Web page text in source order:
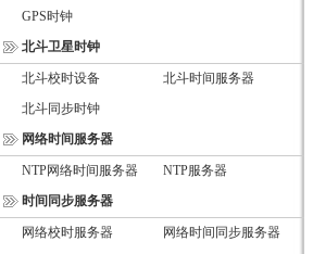
GPS时钟
北斗卫星时钟
北斗校时设备
北斗时间服务器
北斗同步时钟
网络时间服务器
NTP网络时间服务器
NTP服务器
时间同步服务器
网络校时服务器
网络时间同步服务器